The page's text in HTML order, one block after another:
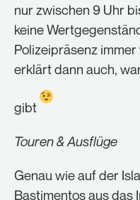
nur zwischen 9 Uhr
keine
Polizeipräsenz
erklärt dann auch,
gibt
Touren & Ausflüge
Genau wie auf der
Bastimentos aus das